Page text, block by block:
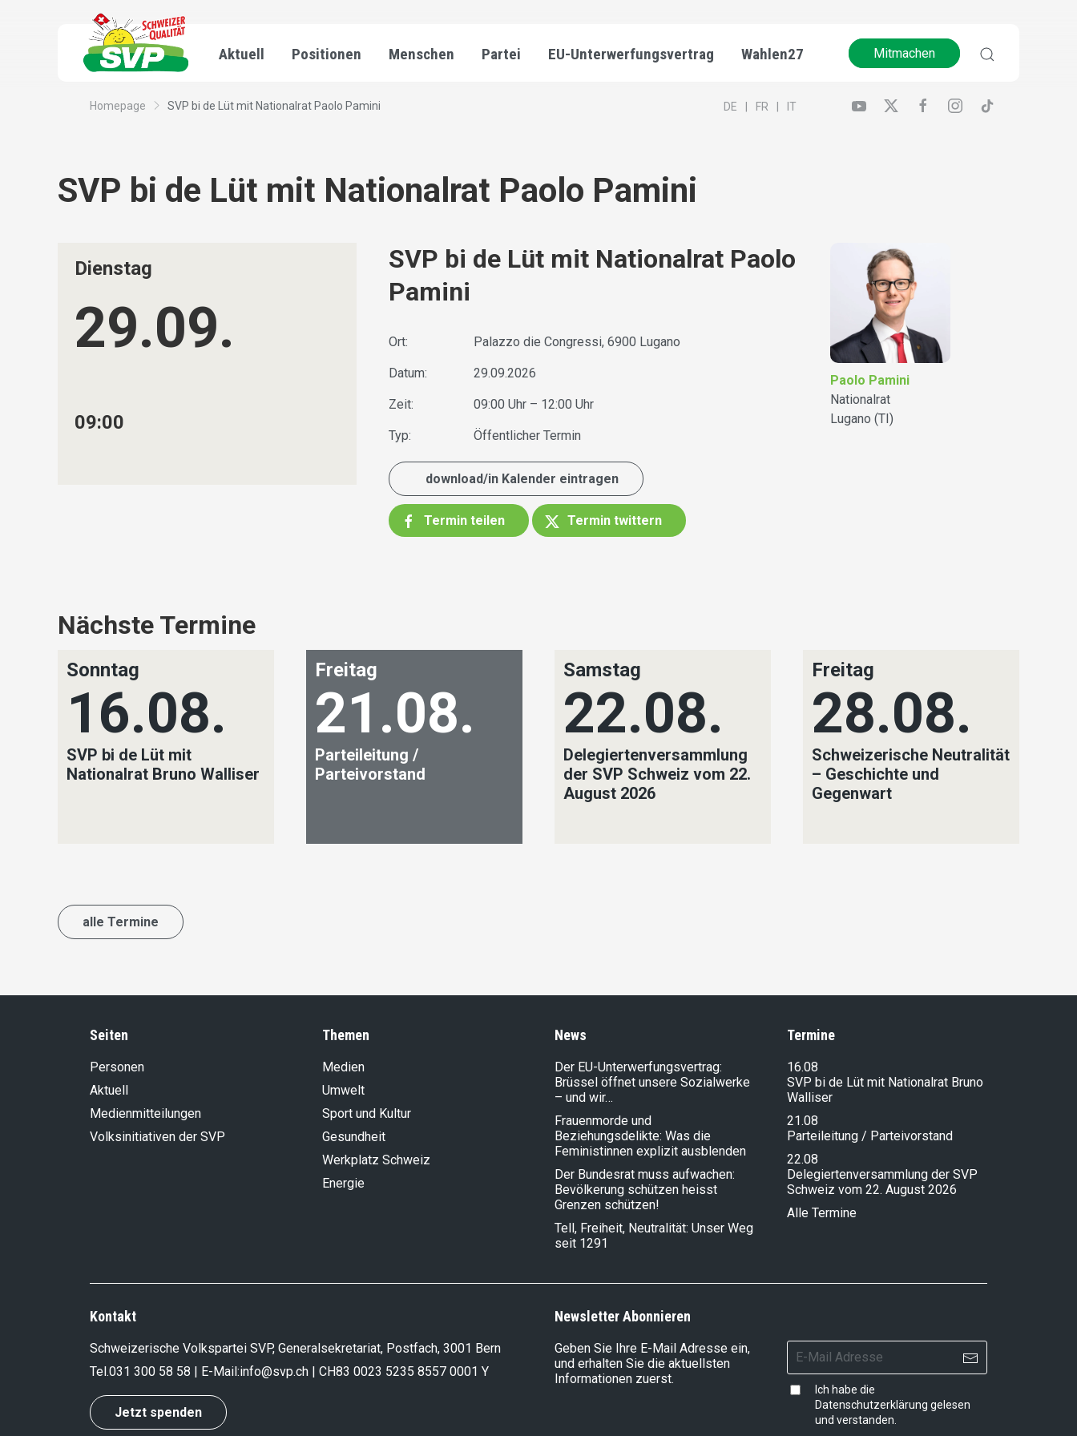
Aktuell Positionen Menschen Partei EU-Unterwerfungsvertrag Wahlen27 Mitmachen
Homepage SVP bi de Lüt mit Nationalrat Paolo Pamini DE FR IT
SVP bi de Lüt mit Nationalrat Paolo Pamini
Dienstag
29.09.
09:00
SVP bi de Lüt mit Nationalrat Paolo
Pamini
Ort: Palazzo die Congressi, 6900 Lugano
Datum: 29.09.2026
Zeit: 09:00 Uhr – 12:00 Uhr
Typ: Öffentlicher Termin
download/in Kalender eintragen
Termin teilen Termin twittern
Paolo Pamini
Nationalrat
Lugano (TI)
Nächste Termine
Sonntag
16.08.
SVP bi de Lüt mit
Nationalrat Bruno Walliser
Freitag
21.08.
Parteileitung /
Parteivorstand
Samstag
22.08.
Delegiertenversammlung
der SVP Schweiz vom 22.
August 2026
Freitag
28.08.
Schweizerische Neutralität
– Geschichte und
Gegenwart
alle Termine
Seiten
Personen
Aktuell
Medienmitteilungen
Volksinitiativen der SVP
Themen
Medien
Umwelt
Sport und Kultur
Gesundheit
Werkplatz Schweiz
Energie
News
Der EU-Unterwerfungsvertrag:
Brüssel öffnet unsere Sozialwerke
– und wir…
Frauenmorde und
Beziehungsdelikte: Was die
Feministinnen explizit ausblenden
Der Bundesrat muss aufwachen:
Bevölkerung schützen heisst
Grenzen schützen!
Tell, Freiheit, Neutralität: Unser Weg
seit 1291
Termine
16.08
SVP bi de Lüt mit Nationalrat Bruno
Walliser
21.08
Parteileitung / Parteivorstand
22.08
Delegiertenversammlung der SVP
Schweiz vom 22. August 2026
Alle Termine
Kontakt
Schweizerische Volkspartei SVP, Generalsekretariat, Postfach, 3001 Bern
Tel.031 300 58 58 | E-Mail:info@svp.ch | CH83 0023 5235 8557 0001 Y
Jetzt spenden
Newsletter Abonnieren
Geben Sie Ihre E-Mail Adresse ein,
und erhalten Sie die aktuellsten
Informationen zuerst.
Ich habe die
Datenschutzerklärung gelesen
und verstanden.